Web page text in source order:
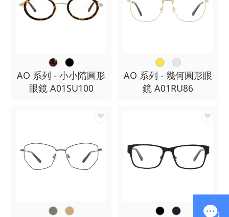
AO 系列 - 小小隋圓形
眼鏡 A01SU100
AO 系列 - 幾何圓形眼
鏡 A01RU86